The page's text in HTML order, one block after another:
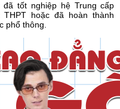
tốt nghiệp hệ Trung cấp
hoặc đã hoàn thành
phổ thông.